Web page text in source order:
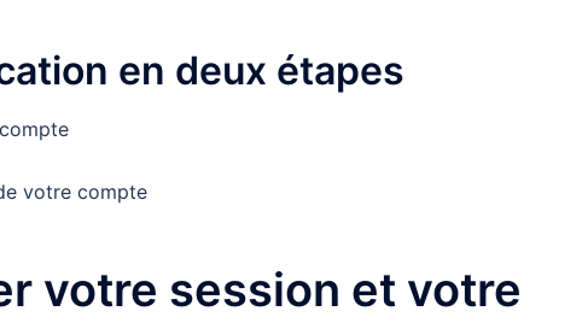
en deux étapes
votre compte
votre session et votre